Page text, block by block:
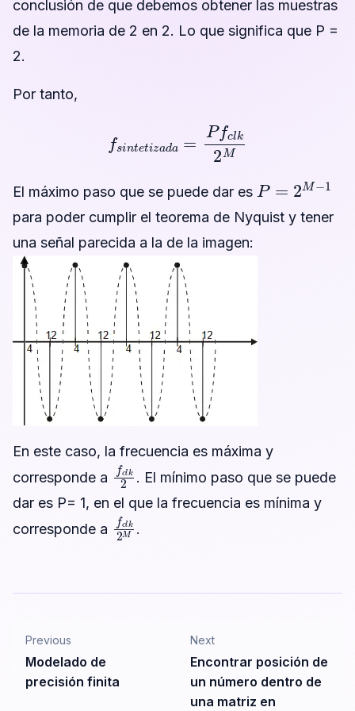
conclusión de que debemos obtener las muestras
de la memoria de 2 en 2. Lo que significa que P =
2.
Por tanto,
Pfcl
El máximo paso que se puede dar es
P= M−
para poder cumplir el teorema de Nyquist y tener
una señal parecida a la de la imagen:
En este caso, la frecuencia es máxima y
corresponde a
cl
. El mínimo paso que se puede
dar es P= 1, en el que la frecuencia es mínima y
corresponde a
clk
.
Previous
Modelado de
precisión finita
Next
Encontrar posición de
un número dentro de
una matriz en